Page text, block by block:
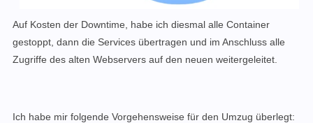
Auf Kosten der Downtime, habe ich diesmal alle Container
gestoppt, dann die Services übertragen und im Anschluss alle
Zugriffe des alten Webservers auf den neuen weitergeleitet.
Ich habe mir folgende Vorgehensweise für den Umzug überlegt: